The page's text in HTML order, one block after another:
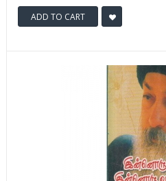
ADD TO CART